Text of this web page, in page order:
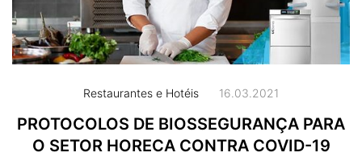
Restaurantes e Hotéis 16.03.2021
PROTOCOLOS DE BIOSSEGURANÇA PARA
O SETOR HORECA CONTRA COVID-19